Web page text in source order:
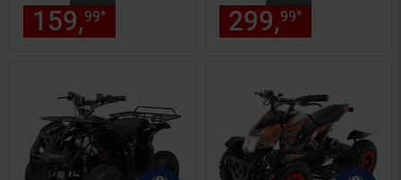
159,99* € Sternchen
(Gelb)
299,99*